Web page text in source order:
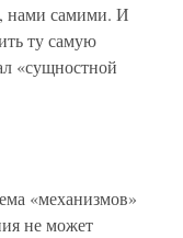
нами самими. И
ту самую
«сущностной
«механизмов»
не может